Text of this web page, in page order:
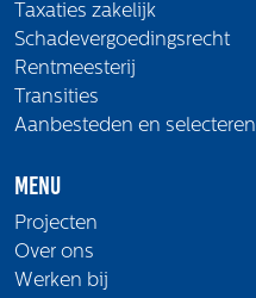
Taxaties zakelijk
Schadevergoedingsrecht
Rentmeesterij
Transities
Aanbesteden en selecteren
Menu
Projecten
Over ons
Werken bij